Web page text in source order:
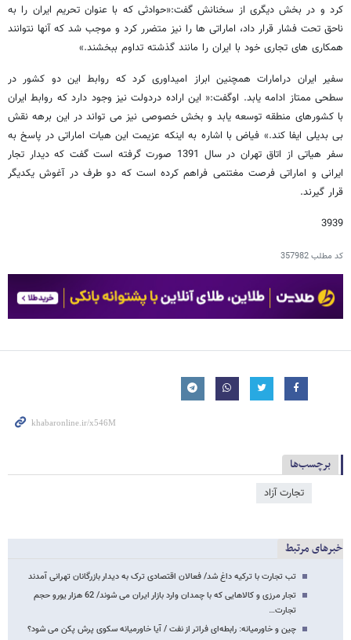
کرد و در بخش دیگری از سخنانش گفت:«حوادثی که با عنوان تحریم ایران را به
ناحق تحت فشار قرار داد، اماراتی ها را نیز متضرر کرد و موجب شد که آنها نتوانند
همکاری های تجاری خود با ایران را مانند گذشته تداوم ببخشند.»
سفیر ایران درامارات همچنین ابراز امیداوری کرد که روابط این دو کشور در
سطحی ممتاز ادامه یابد. اوگفت:« این اراده دردولت نیز وجود دارد که روابط ایران
با کشورهای منطقه توسعه یابد و بخش خصوصی نیز می تواند در این برهه نقش
بی بدیلی ایفا کند.» فیاض با اشاره به اینکه عزیمت این هیات اماراتی در پاسخ به
سفر هیاتی از اتاق تهران در سال 1391 صورت گرفته است گفت که دیدار تجار
ایرانی و اماراتی فرصت مغتنمی فراهم کرده است که دو طرف در آغوش یکدیگر
قرار گیرند.
3939
کد مطلب357982
برچسب‌ها
تجارت آزاد
خبرهای مرتبط
تب تجارت با ترکیه داغ شد/ فعالان اقتصادی ترک به دیدار بازرگانان تهرانی آمدند
تجار مرزی و کالاهایی که با چمدان وارد بازار ایران می شوند/ 62 هزار یورو حجم
تجارت…
چین و خاورمیانه: رابطه‌ای فراتر از نفت / آیا خاورمیانه سکوی پرش پکن می شود؟